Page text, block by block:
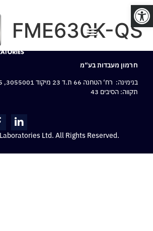
פתח סרגל נגישות
FME630K-QS
חרמון מעבדות בע“מ
בנימינה: רח‘ הטחנה 66 ת.ד 23 מיקוד 3055001,
תקווה: הסיבים 43
Ltd. All Rights Reserved.